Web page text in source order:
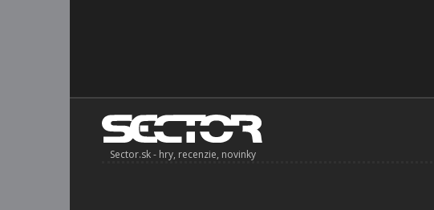
Sector.sk - hry, recenzie, novinky